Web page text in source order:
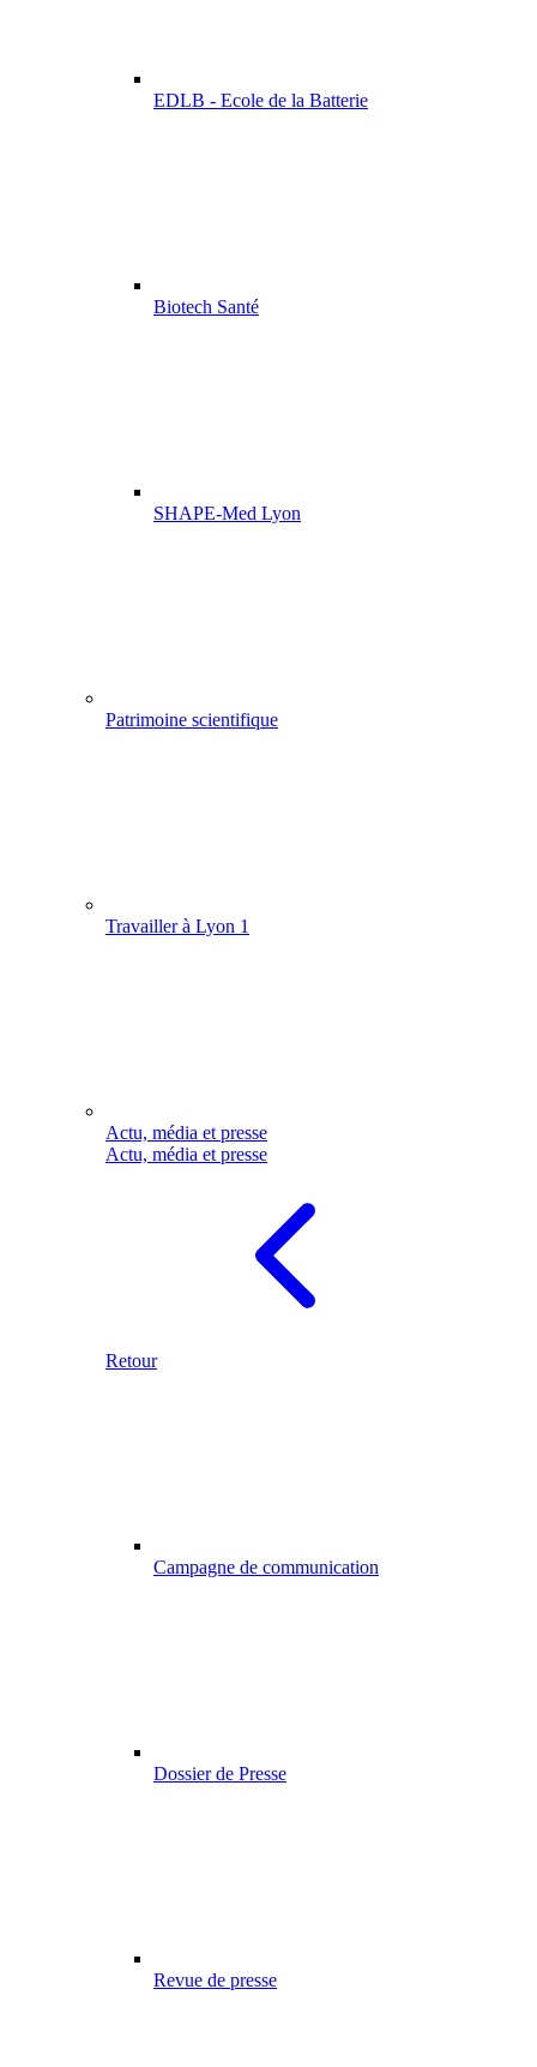
EDLB - Ecole de la Batterie
Biotech Santé
SHAPE-Med Lyon
Patrimoine scientifique
Travailler à Lyon 1
Actu, média et presse
Actu, média et presse
Retour
Campagne de communication
Dossier de Presse
Revue de presse